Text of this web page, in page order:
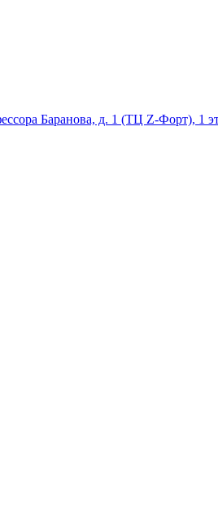
Баранова, д. 1 (ТЦ Z-Форт), 1